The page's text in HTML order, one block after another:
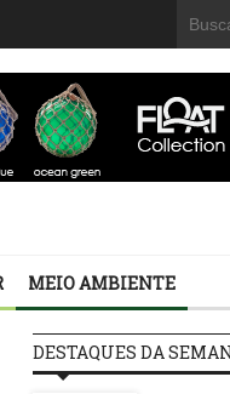
MEIO AMBIENTE
DESTAQUES DA